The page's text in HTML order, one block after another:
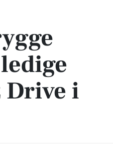
Drive i november
Drive i